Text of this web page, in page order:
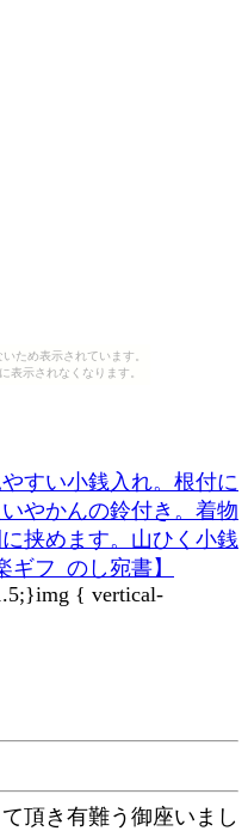
ため表示されています。
表示されなくなります。
すい小銭入れ。根付に
やかんの鈴付き。着物
挟めます。山ひく小銭
フ_のし宛書】
{ vertical-
頂き有難う御座いまし